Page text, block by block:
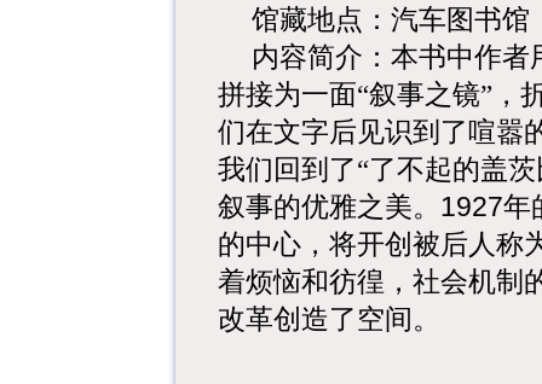
馆藏地点：汽车图书馆
内容简介：本书中作者
拼接为一面“叙事之镜”，
们在文字后见识到了喧嚣
我们回到了“了不起的盖
叙事的优雅之美。 1927年
的中心，将开创被后人称
着烦恼和彷徨，社会机制
改革创造了空间。